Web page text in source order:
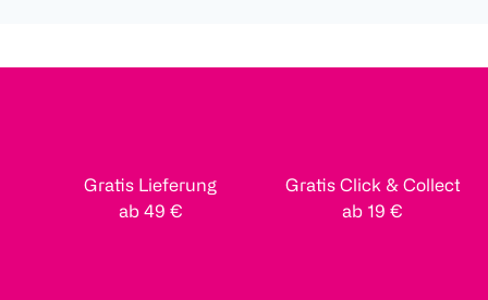
Gratis Lieferung
ab 49 €
Gratis Click & Collect
ab 19 €